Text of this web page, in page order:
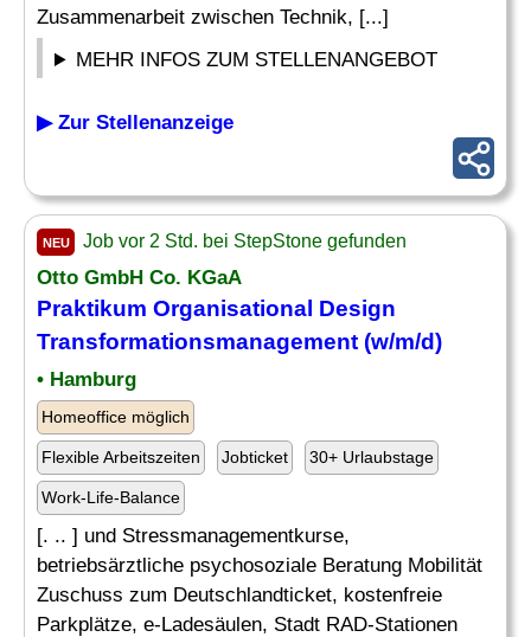
Zusammenarbeit zwischen Technik, [...]
MEHR INFOS ZUM STELLENANGEBOT
▶ Zur Stellenanzeige
NEU Job vor 2 Std. bei StepStone gefunden
Otto GmbH Co. KGaA
Praktikum Organisational Design
Transformationsmanagement (w/m/d)
• Hamburg
Homeoffice möglich
Flexible Arbeitszeiten Jobticket 30+ Urlaubstage
Work-Life-Balance
[. .. ] und Stressmanagementkurse,
betriebsärztliche psychosoziale Beratung Mobilität
Zuschuss zum Deutschlandticket, kostenfreie
Parkplätze, e-Ladesäulen, Stadt RAD-Stationen